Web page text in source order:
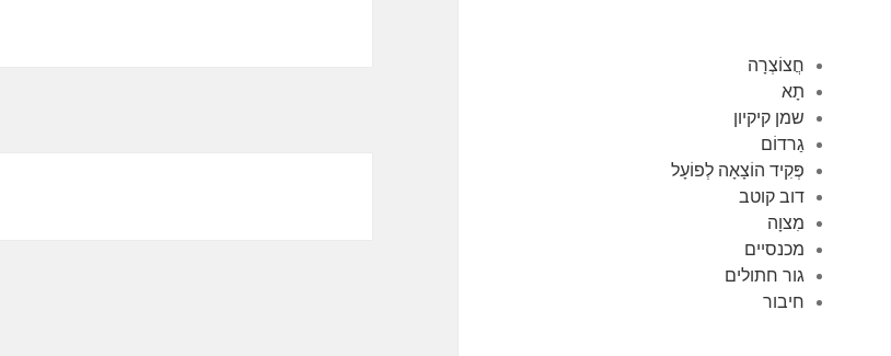
חֲצוֹצְרָה
תָא
שמן קיקיון
גַרדוֹם
פְּקִיד הוֹצָאָה לְפוֹעָל
דוב קוטב
מִצוָה
מכנסיים
גור חתולים
חיבור